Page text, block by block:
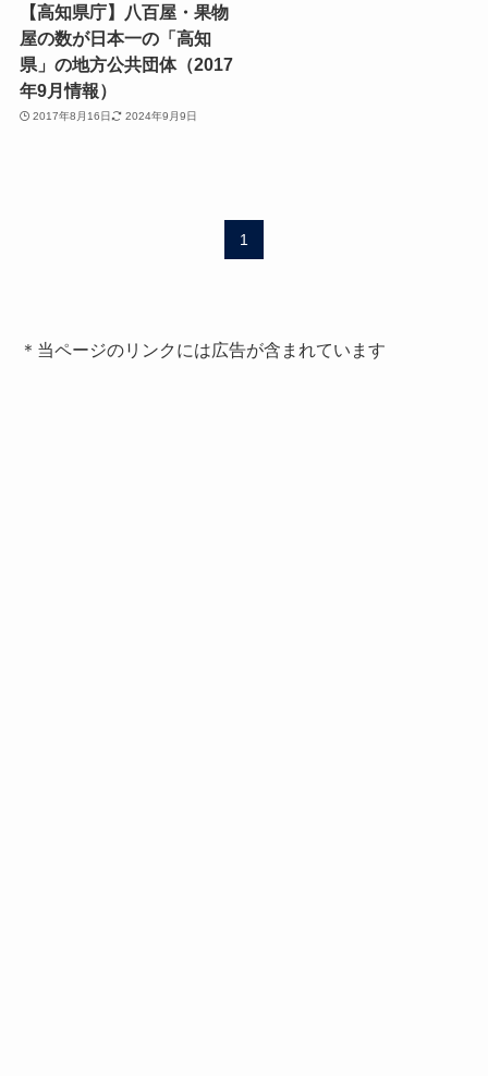
【高知県庁】八百屋・果物
屋の数が日本一の「高知
県」の地方公共団体（2017
年9月情報）
2017年8月16日 2024年9月9日
1
＊当ページのリンクには広告が含まれています